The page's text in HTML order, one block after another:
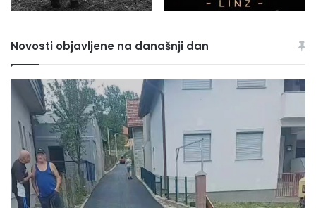
Novosti objavljene na današnji dan